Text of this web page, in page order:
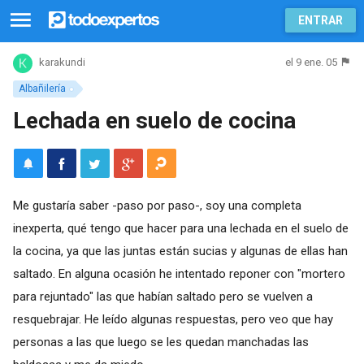
ENTRAR
Albañilería
karakundi el 9 ene. 05
Lechada en suelo de cocina
Me gustaría saber -paso por paso-, soy una completa
inexperta, qué tengo que hacer para una lechada en el suelo de
la cocina, ya que las juntas están sucias y algunas de ellas han
saltado. En alguna ocasión he intentado reponer con "mortero
para rejuntado" las que habían saltado pero se vuelven a
resquebrajar. He leído algunas respuestas, pero veo que hay
personas a las que luego se les quedan manchadas las